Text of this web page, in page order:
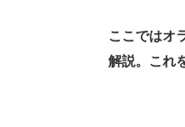
ここではオ
解説。これ